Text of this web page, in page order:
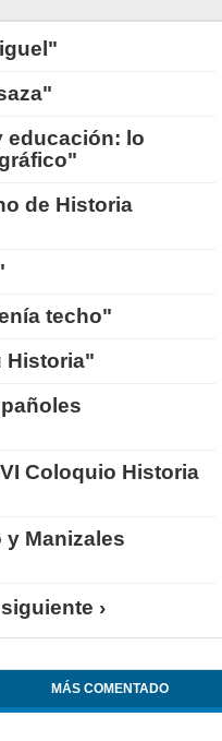
educación: lo
de Historia
techo"
Historia"
Coloquio Historia
y Manizales
siguiente ›
MÁS COMENTADO